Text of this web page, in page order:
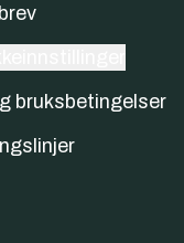
bruksbetingelser